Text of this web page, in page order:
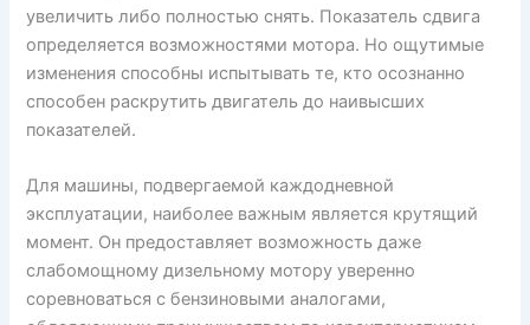
увеличить либо полностью снять. Показатель сдвига
определяется возможностями мотора. Но ощутимые
изменения способны испытывать те, кто осознанно
способен раскрутить двигатель до наивысших
показателей.
Для машины, подвергаемой каждодневной
эксплуатации, наиболее важным является крутящий
момент. Он предоставляет возможность даже
слабомощному дизельному мотору уверенно
соревноваться с бензиновыми аналогами,